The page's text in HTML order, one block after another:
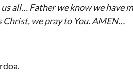
all… Father we know we have
Christ, we pray to You. AMEN…